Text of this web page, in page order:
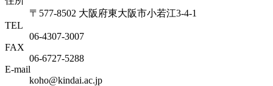
〒577-8502 大阪府東大阪市小若江3-4-1
TEL
06‐4307‐3007
FAX
06‐6727‐5288
E-mail
koho@kindai.ac.jp